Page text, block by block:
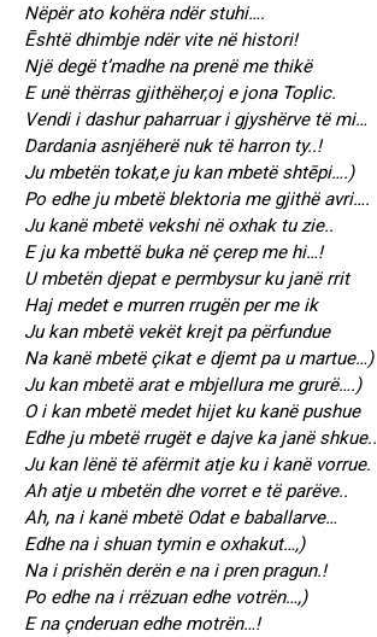
Nëpër ato kohëra ndër stuhi….
Ēshtë dhimbje ndër vite në histori!
Një degë t’madhe na prenë me thikë
E unë thërras gjithëher,oj e jona Toplic.
Vendi i dashur paharruar i gjyshërve të mi…
Dardania asnjëherë nuk të harron ty..!
Ju mbetën tokat,e ju kan mbetë shtēpi….)
Po edhe ju mbetë blektoria me gjithë avri….
Ju kanë mbetë vekshi në oxhak tu zie..
E ju ka mbettë buka në çerep me hi…!
U mbetën djepat e permbysur ku janë rrit
Haj medet e murren rrugën per me ik
Ju kan mbetë vekët krejt pa përfundue
Na kanë mbetë çikat e djemt pa u martue…)
Ju kan mbetë arat e mbjellura me grurë….)
O i kan mbetë medet hijet ku kanë pushue
Edhe ju mbetë rrugët e dajve ka janë shkue..
Ju kan lënë të afërmit atje ku i kanë vorrue.
Ah atje u mbetën dhe vorret e të parëve..
Ah, na i kanë mbetë Odat e baballarve…
Edhe na i shuan tymin e oxhakut…,)
Na i prishën derën e na i pren pragun.!
Po edhe na i rrëzuan edhe votrën…,)
E na çnderuan edhe motrën…!